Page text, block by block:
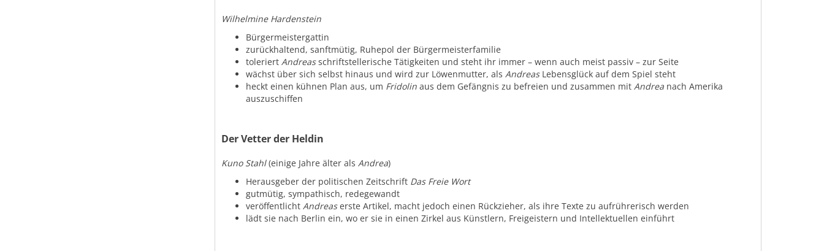
Wilhelmine Hardenstein
Bürgermeistergattin
zurückhaltend, sanftmütig, Ruhepol der Bürgermeisterfamilie
toleriert Andreasschriftstellerische Tätigkeiten und steht ihr immer – wenn auch meist passiv – zur Seite
wächst über sich selbst hinaus und wird zur Löwenmutter, als AndreasLebensglück auf dem Spiel steht
heckt einen kühnen Plan aus, um Fridolinaus dem Gefängnis zu befreien und zusammen mit Andreanach Amerika
auszuschiffen
Der Vetter der Heldin
Kuno Stahl(einige Jahre älter als Andrea)
Herausgeber der politischen Zeitschrift Das Freie Wort
gutmütig, sympathisch, redegewandt
veröffentlicht Andreaserste Artikel, macht jedoch einen Rückzieher, als ihre Texte zu aufrührerisch werden
lädt sie nach Berlin ein, wo er sie in einen Zirkel aus Künstlern, Freigeistern und Intellektuellen einführt